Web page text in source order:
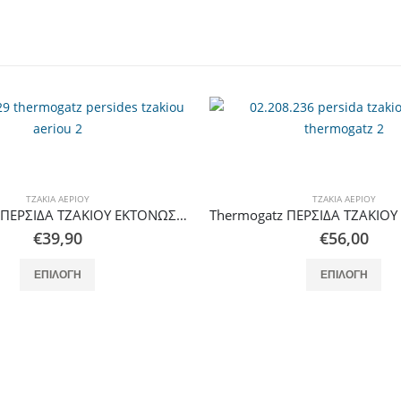
ΤΖΆΚΙΑ ΑΕΡΊΟΥ
Thermogatz ΠΕΡΣΙΔΑ ΤΖΑΚΙΟΥ ΕΚΤΟΝΩΣΗΣ ΦΥΣΙΚΗΣ ΡΟΗΣ 60
€39,90
ΕΠΙΛΟΓΉ
ΤΖΆΚΙΑ ΑΕΡΊΟΥ
€56,00
ΕΠΙΛΟΓΉ